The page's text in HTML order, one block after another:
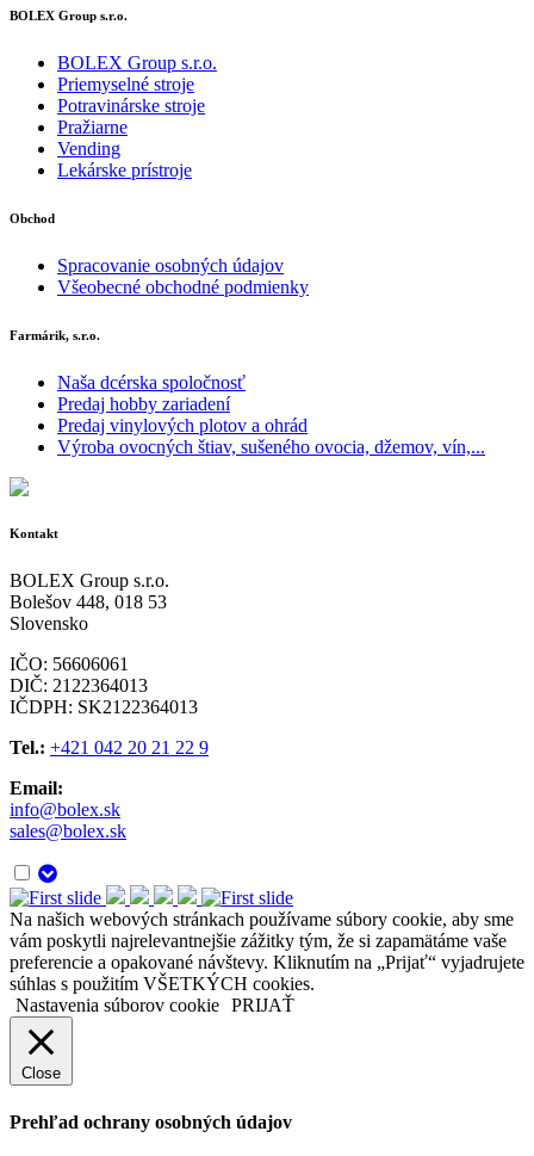
BOLEX Group s.r.o.
BOLEX Group s.r.o.
Priemyselné stroje
Potravinárske stroje
Pražiarne
Vending
Lekárske prístroje
Obchod
Spracovanie osobných údajov
Všeobecné obchodné podmienky
Farmárik, s.r.o.
Naša dcérska spoločnosť
Predaj hobby zariadení
Predaj vinylových plotov a ohrád
Výroba ovocných štiav, sušeného ovocia, džemov, vín,...
Kontakt
BOLEX Group s.r.o.
Bolešov 448, 018 53
Slovensko
IČO: 56606061
DIČ: 2122364013
IČDPH: SK2122364013
Tel.: +421 042 20 21 22 9
Email:
info@bolex.sk
sales@bolex.sk
Na našich webových stránkach používame súbory cookie, aby sme
vám poskytli najrelevantnejšie zážitky tým, že si zapamätáme vaše
preferencie a opakované návštevy. Kliknutím na „Prijať“ vyjadrujete
súhlas s použitím VŠETKÝCH cookies.
Nastavenia súborov cookie PRIJAŤ
Close
Prehľad ochrany osobných údajov